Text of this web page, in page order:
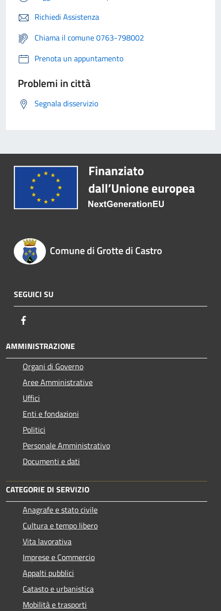
Richiedi Assistenza
Chiama il comune 0763-798002
Prenota un appuntamento
Problemi in città
Segnala disservizio
Comune di Grotte di Castro
SEGUICI SU
AMMINISTRAZIONE
Organi di Governo
Aree Amministrative
Uffici
Enti e fondazioni
Politici
Personale Amministrativo
Documenti e dati
CATEGORIE DI SERVIZIO
Anagrafe e stato civile
Cultura e tempo libero
Vita lavorativa
Imprese e Commercio
Appalti pubblici
Catasto e urbanistica
Mobilità e trasporti